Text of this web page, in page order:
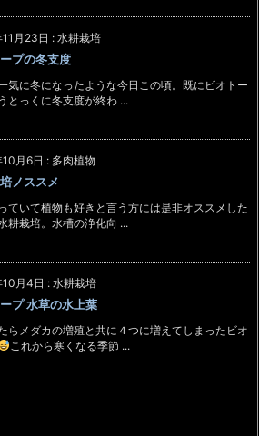
月23日 : 水耕栽培
プの冬支度
気に冬になったような今日この頃。既にビオトー
とっくに冬支度が終わ ...
月6日 : 多肉植物
ノススメ
ていて植物も好きと言う方には是非オススメした
耕栽培。水槽の浄化向 ...
月4日 : 水耕栽培
プ 水草の水上葉
らメダカの増殖と共に４つに増えてしまったビオ
これから寒くなる季節 ...